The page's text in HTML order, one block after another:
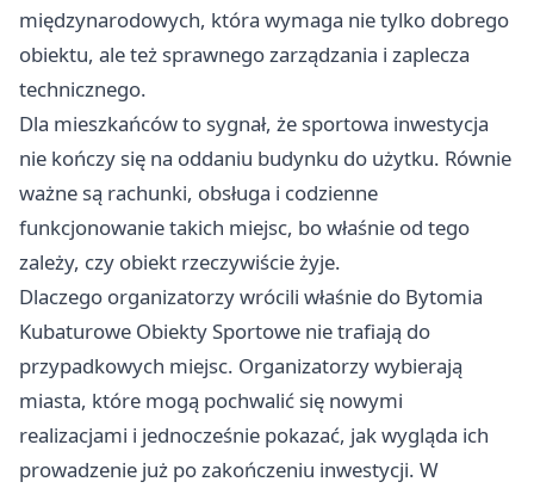
międzynarodowych, która wymaga nie tylko dobrego
obiektu, ale też sprawnego zarządzania i zaplecza
technicznego.
Dla mieszkańców to sygnał, że sportowa inwestycja
nie kończy się na oddaniu budynku do użytku. Równie
ważne są rachunki, obsługa i codzienne
funkcjonowanie takich miejsc, bo właśnie od tego
zależy, czy obiekt rzeczywiście żyje.
Dlaczego organizatorzy wrócili właśnie do Bytomia
Kubaturowe Obiekty Sportowe nie trafiają do
przypadkowych miejsc. Organizatorzy wybierają
miasta, które mogą pochwalić się nowymi
realizacjami i jednocześnie pokazać, jak wygląda ich
prowadzenie już po zakończeniu inwestycji. W